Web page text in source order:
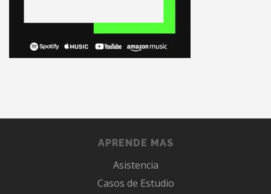
APRENDE MAS
Asistencia
Casos de Estudio